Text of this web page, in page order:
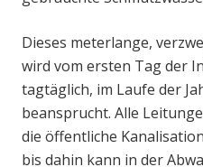
Dieses meterlange,
wird vom ersten Tag der
tagtäglich, im Laufe der
beansprucht. Alle
die öffentliche
bis dahin kann in der